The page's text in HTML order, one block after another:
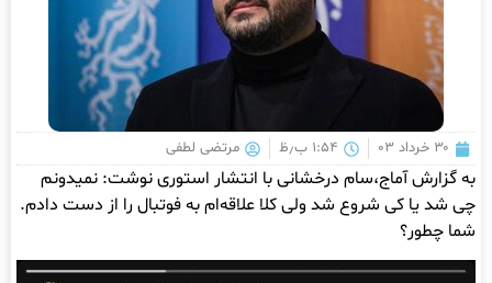
۳۰ خرداد ۰۳ ۱:۵۴ ب٫ظ مرتضی لطفی
به گزارش آماج،سام درخشانی با انتشار استوری نوشت: نمیدونم
چی شد یا کی شروع شد ولی کلا علاقه‌ام به فوتبال را از دست دادم.
شما چطور؟